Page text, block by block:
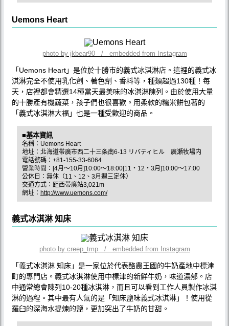
Uemons Heart
photo by jkbear90 / embedded from Instagram
「Uemons Heart」是位於十勝市的義式冰淇淋店。這裡的義式冰
淇淋完全不使用乳化劑、著色劑、香料等，種類超過130種！每
天，店裡都會精選14種當天最美味的冰淇淋陳列。由於使用大量
的十勝產有機蔬菜，孩子們也很喜歡。用柔軟的糯米餅包著的
「義式冰淇淋大福」也是一種受歡迎的商品。
■基本資訊
名稱：Uemons Heart
地址：北海道帯廣市西二十三条南6-13 リバティヒル 廣瀬牧場内
電話號碼：+81-155-33-6064
營業時間：[4月～10月]10:00～18:00[11・12・3月]10:00～17:00
公休日：無休（11、12、3月週三定休）
交通方式：距西帯廣站3,021m
網址： http://www.uemons.com/
義式冰淇淋 知床
photo by creep_tmp / embedded from Instagram
「義式冰淇淋 知床」是一家位於代表酪農王國的牛奶產地中標津
町的專門店。義式冰淇淋使用中標津的新鮮牛奶，味道濃郁。店
中通常總會陳列10-20種冰淇淋，而且可以看到工作人員製作冰淇
淋的過程。其中最有人氣的是「知床鹽味義式冰淇淋」！使用從
羅臼的深海水提煉的鹽，更加突出了牛奶的甘甜。